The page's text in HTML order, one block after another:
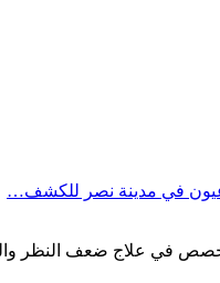
عيون في مدينة نصر للكشف…
حاتم محمد متخصص في علاج ضعف